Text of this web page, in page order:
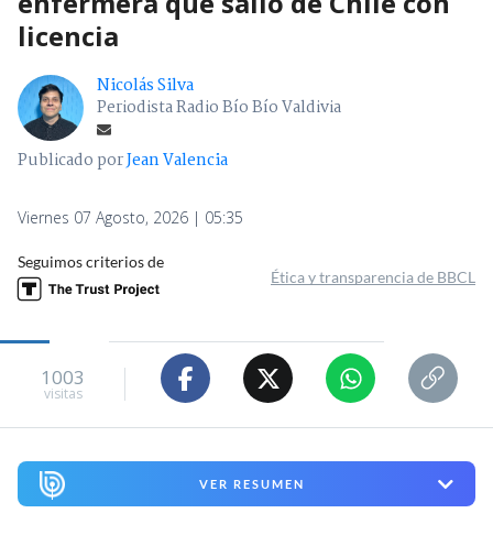
licencia
Nicolás Silva
Periodista Radio Bío Bío Valdivia
Publicado porJean Valencia
Viernes 07 Agosto, 2026 | 05:35
Seguimos criterios de
Ética y transparencia de BBCL
1003
visitas
VER RESUMEN